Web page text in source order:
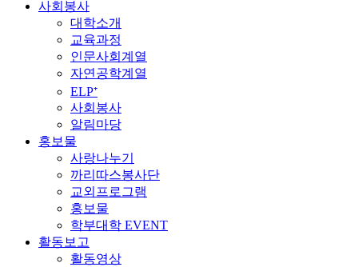
사회봉사
대학소개
교육과정
인문사회계열
자연공학계열
ELP⁺
사회봉사
알림마당
홍보물
사랑나누기
까리따스봉사단
교외프로그램
홍보물
학부대학 EVENT
활동보고
활동영상